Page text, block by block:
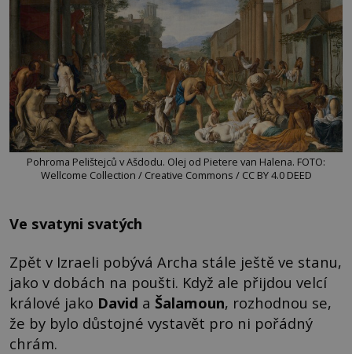
Pohroma Pelištejců v Ašdodu. Olej od Pietere van Halena. FOTO:
Wellcome Collection / Creative Commons / CC BY 4.0 DEED
Ve svatyni svatých
Zpět v Izraeli pobývá Archa stále ještě ve stanu,
jako v dobách na poušti. Když ale přijdou velcí
králové jako David a Šalamoun, rozhodnou se,
že by bylo důstojné vystavět pro ni pořádný
chrám.